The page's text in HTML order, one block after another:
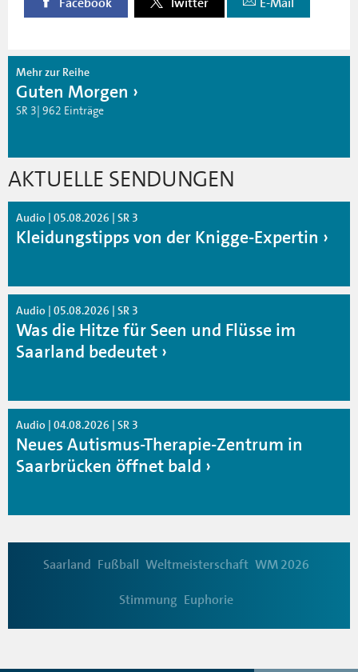
Mehr zur Reihe
Guten Morgen
SR 3| 962 Einträge
AKTUELLE SENDUNGEN
Audio | 05.08.2026 | SR 3
Kleidungstipps von der Knigge-Expertin
Audio | 05.08.2026 | SR 3
Was die Hitze für Seen und Flüsse im
Saarland bedeutet
Audio | 04.08.2026 | SR 3
Neues Autismus-Therapie-Zentrum in
Saarbrücken öffnet bald
Saarland Fußball Weltmeisterschaft WM 2026
Stimmung Euphorie